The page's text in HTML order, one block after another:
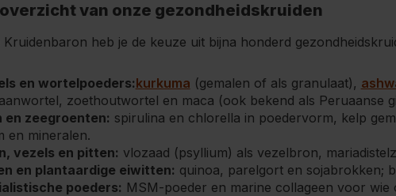
van onze gezondheidskruiden
Kruidenbaron heb je de keuze uit bijna honderd
en wortelpoeders:kurkuma (gemalen of als granulaat),
zoethoutwortel en maca (ook bekend als Peruaanse
en zeegroenten: spirulina en chlorella in poedervorm, kelp
en mineralen.
vezels en pitten: vlozaad (psyllium) als vezelbron,
en plantaardige eiwitten: quinoa, parelgort en sojabrokken;
poeders: MSM-poeder en marine collageen voor